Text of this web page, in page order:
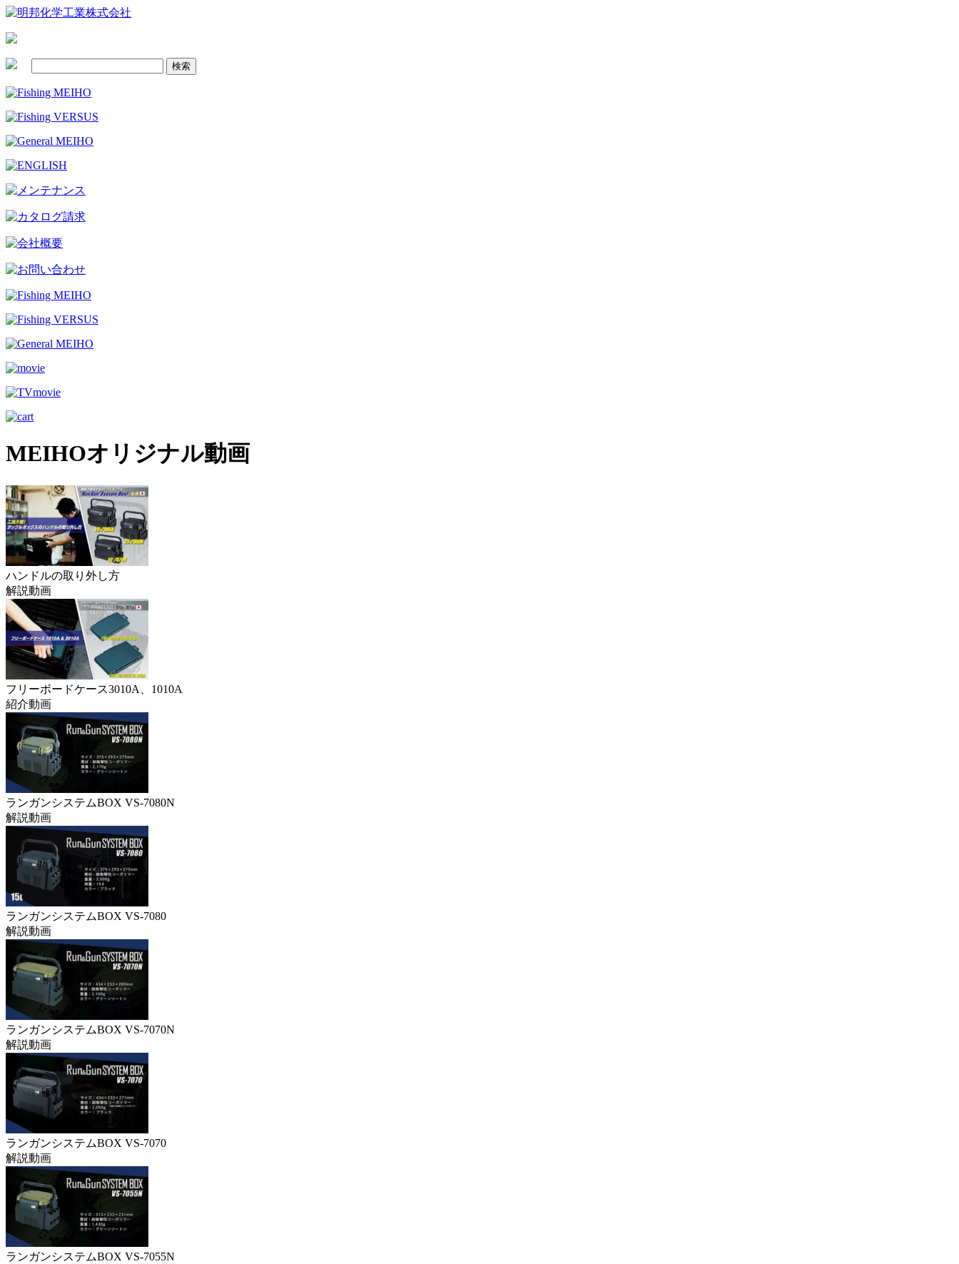
MEIHOオリジナル動画
ハンドルの取り外し方
解説動画
フリーボードケース3010A、1010A
紹介動画
ランガンシステムBOX VS-7080N
解説動画
ランガンシステムBOX VS-7080
解説動画
ランガンシステムBOX VS-7070N
解説動画
ランガンシステムBOX VS-7070
解説動画
ランガンシステムBOX VS-7055N